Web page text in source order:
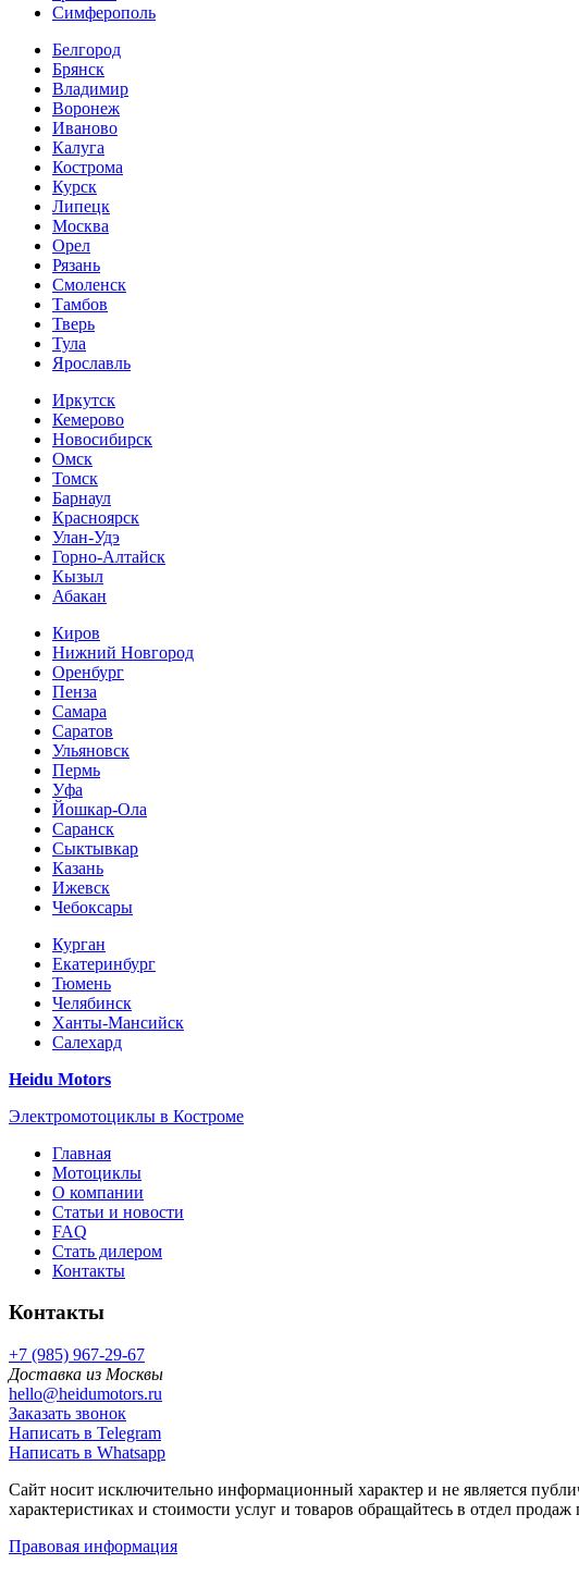
Симферополь
Белгород
Брянск
Владимир
Воронеж
Иваново
Калуга
Кострома
Курск
Липецк
Москва
Орел
Рязань
Смоленск
Тамбов
Тверь
Тула
Ярославль
Иркутск
Кемерово
Новосибирск
Омск
Томск
Барнаул
Красноярск
Улан-Удэ
Горно-Алтайск
Кызыл
Абакан
Киров
Нижний Новгород
Оренбург
Пенза
Самара
Саратов
Ульяновск
Пермь
Уфа
Йошкар-Ола
Саранск
Сыктывкар
Казань
Ижевск
Чебоксары
Курган
Екатеринбург
Тюмень
Челябинск
Ханты-Мансийск
Салехард
Heidu Motors
Электромотоциклы в Костроме
Главная
Мотоциклы
О компании
Статьи и новости
FAQ
Стать дилером
Контакты
Контакты
+7 (985) 967-29-67
Доставка из Москвы
hello@heidumotors.ru
Заказать звонок
Написать в Telegram
Написать в Whatsapp
Сайт носит исключительно информационный характер и не является
характеристиках и стоимости услуг и товаров обращайтесь в отдел
Правовая информация